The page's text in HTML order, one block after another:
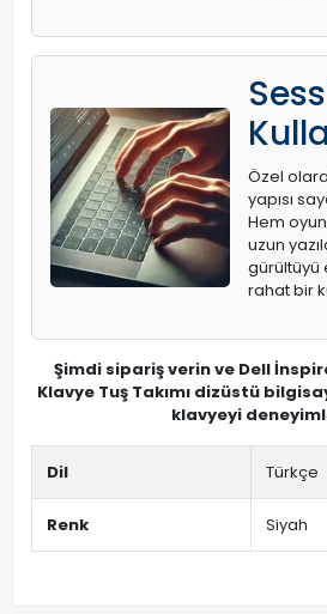
Özel
yapısı
Hem
uzun
gürültüyü
rahat bir
Şimdi sipariş verin ve Dell
Klavye Tuş Takımı dizüstü
klavyeyi
Dil Türkçe
Renk Siyah